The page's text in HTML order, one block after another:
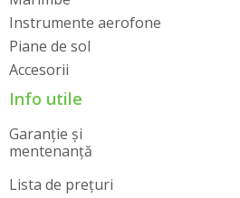
Instrumente aerofone
Piane de sol
Accesorii
Info utile
Garanție și
mentenanță
Lista de prețuri